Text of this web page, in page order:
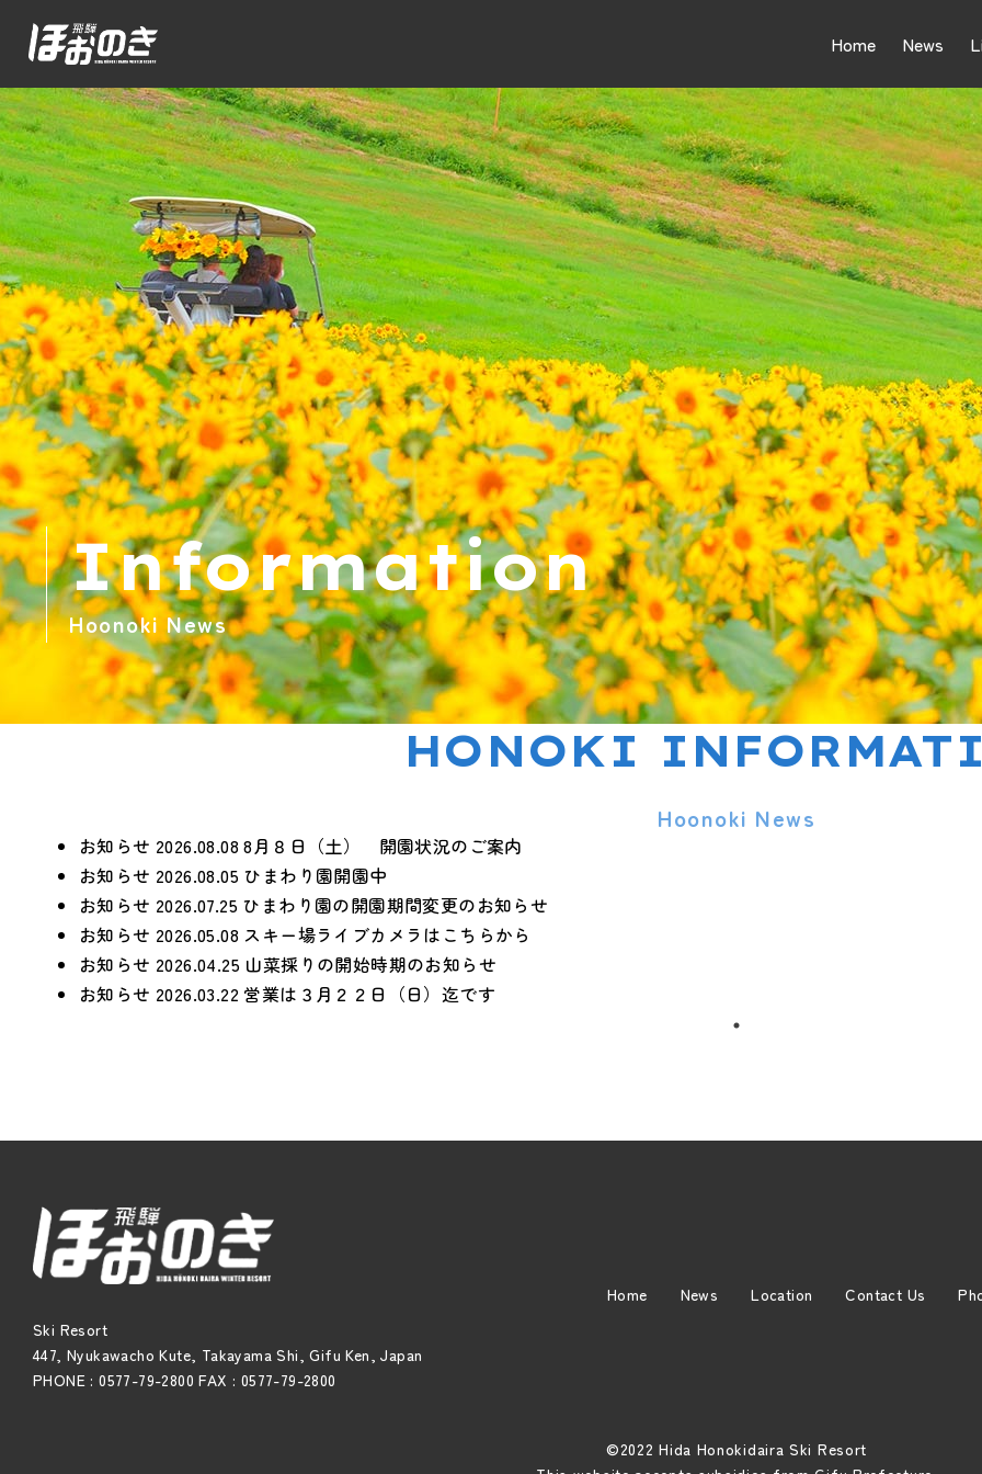
Home News
Information
Hoonoki News
HONOKI
Hoonoki News
お知らせ 2026.08.088月８日（土） 開園状況のご案内
お知らせ 2026.08.05 ひまわり園開園中
お知らせ 2026.07.25 ひまわり園の開園期間変更のお知らせ
お知らせ 2026.05.08 スキー場ライブカメラはこちらから
お知らせ 2026.04.25 山菜採りの開始時期のお知らせ
お知らせ 2026.03.22 営業は３月２２日（日）迄です
Ski Resort
447, Nyukawacho Kute, Takayama Shi, Gifu Ken, Japan
PHONE : 0577-79-2800 FAX : 0577-79-2800
Home News Location Contact Us
©2022 Hida Honokidaira Ski Resort